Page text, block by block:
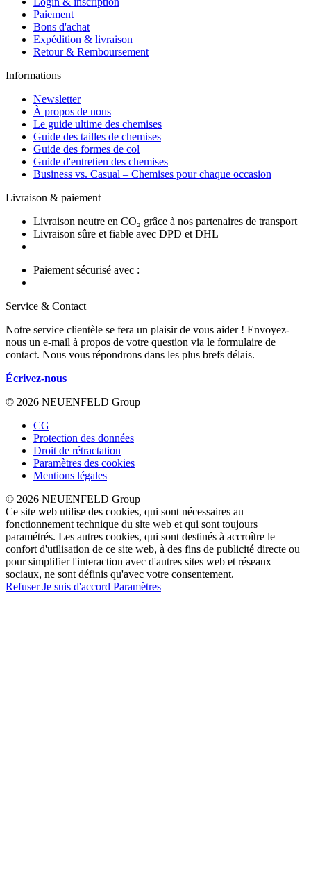
Paiement
Bons d'achat
Expédition & livraison
Retour & Remboursement
Informations
Newsletter
À propos de nous
Le guide ultime des chemises
Guide des tailles de chemises
Guide des formes de col
Guide d'entretien des chemises
Business vs. Casual – Chemises pour chaque occasion
Livraison & paiement
Livraison neutre en CO₂ grâce à nos partenaires de transport
Livraison sûre et fiable avec DPD et DHL
Paiement sécurisé avec :
Service & Contact
Notre service clientèle se fera un plaisir de vous aider ! Envoyez-
nous un e-mail à propos de votre question via le formulaire de
contact. Nous vous répondrons dans les plus brefs délais.
Écrivez-nous
© 2026 NEUENFELD Group
CG
Protection des données
Droit de rétractation
Paramètres des cookies
Mentions légales
© 2026 NEUENFELD Group
Ce site web utilise des cookies, qui sont nécessaires au
fonctionnement technique du site web et qui sont toujours
paramétrés. Les autres cookies, qui sont destinés à accroître le
confort d'utilisation de ce site web, à des fins de publicité directe ou
pour simplifier l'interaction avec d'autres sites web et réseaux
sociaux, ne sont définis qu'avec votre consentement.
RefuserJe suis d'accord Paramètres